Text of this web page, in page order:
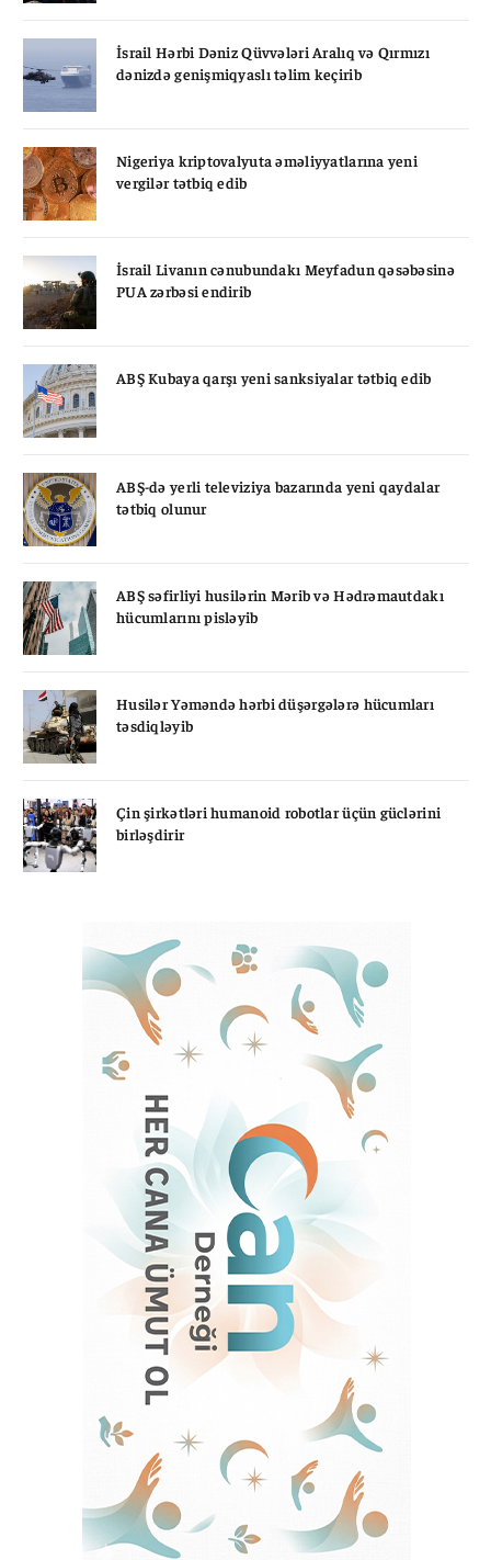
İsrail Hərbi Dəniz Qüvvələri Aralıq və Qırmızı
dənizdə genişmiqyaslı təlim keçirib
Nigeriya kriptovalyuta əməliyyatlarına yeni
vergilər tətbiq edib
İsrail Livanın cənubundakı Meyfadun qəsəbəsinə
PUA zərbəsi endirib
ABŞ Kubaya qarşı yeni sanksiyalar tətbiq edib
ABŞ-də yerli televiziya bazarında yeni qaydalar
tətbiq olunur
ABŞ səfirliyi husilərin Mərib və Hədrəmautdakı
hücumlarını pisləyib
Husilər Yəməndə hərbi düşərgələrə hücumları
təsdiqləyib
Çin şirkətləri humanoid robotlar üçün güclərini
birləşdirir